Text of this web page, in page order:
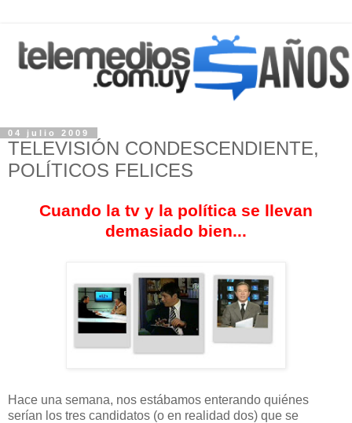
04 julio 2009
TELEVISIÓN CONDESCENDIENTE,
POLÍTICOS FELICES
Cuando la tv y la política se llevan
demasiado bien...
Hace una semana, nos estábamos enterando quiénes
serían los tres candidatos (o en realidad dos) que se